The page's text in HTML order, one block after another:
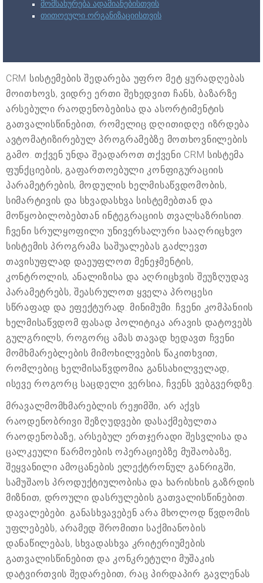
მომსახურება ადამიანებისთვის
თითოეული ორგანიზაციისთვის
CRM სისტემების შედარება უფრო მეტ ყურადღებას
მოითხოვს, ვიდრე ერთი შეხედვით ჩანს, ბაზარზე
არსებული რაოდენობებისა და ასორტიმენტის
გათვალისწინებით, რომელიც დღითიდღე იზრდება
ავტომატიზირებულ პროგრამებზე მოთხოვნილების
გამო. თქვენ უნდა შეადაროთ თქვენი CRM სისტემა
ფუნქციების, გაფართოებული კონფიგურაციის
პარამეტრების, მოდულის ხელმისაწვდომობის,
სიმარტივის და სხვადასხვა სისტემებთან და
მოწყობილობებთან ინტეგრაციის თვალსაზრისით.
ჩვენი სრულყოფილი უნივერსალური სააღრიცხვო
სისტემის პროგრამა საშუალებას გაძლევთ
თავისუფლად დაეუფლოთ მენეჯმენტის,
კონტროლის, ანალიზისა და აღრიცხვის შეუზღუდავ
პარამეტრებს, შეასრულოთ ყველა პროცესი
სწრაფად და ეფექტურად. მინიმუმი. ჩვენი კომპანიის
ხელმისაწვდომ ფასად პოლიტიკა არავის დატოვებს
გულგრილს, როგორც ამას თავად ხედავთ ჩვენი
მომხმარებლების მიმოხილვების წაკითხვით,
რომლებიც ხელმისაწვდომია განსახილველად,
ისევე როგორც საცდელი ვერსია, ჩვენს ვებგვერდზე.
მრავალმომხმარებლის რეჟიმში, არ აქვს
რაოდენობრივი შეზღუდვები დასაქმებულთა
რაოდენობაზე, არსებულ ერთჯერადი შესვლისა და
ცალკეული წარმოების ოპერაციებზე მუშაობაზე,
შეყვანილი ამოცანების ელექტრონულ განრიგში,
სამუშაოს პროდუქტიულობისა და ხარისხის გაზრდის
მიზნით, დროული დასრულების გათვალისწინებით.
დავალებები. განასხვავებენ არა მხოლოდ წვდომის
უფლებებს, არამედ შრომითი საქმიანობის
დანაწილებას, სხვადასხვა კრიტერიუმების
გათვალისწინებით და კონკრეტული მუშაკის
დატვირთვის შედარებით, რაც პირდაპირ გავლენას